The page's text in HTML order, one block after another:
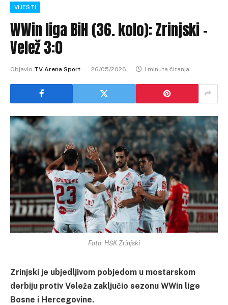
VIJESTI
WWin liga BiH (36. kolo): Zrinjski –
Velež 3:0
Objavio TV Arena Sport 26/05/2026 1 minuta čitanja
Foto: HŠK Zrinjski
Zrinjski je ubjedljivom pobjedom u mostarskom
derbiju protiv Veleža zaključio sezonu WWin lige
Bosne i Hercegovine.